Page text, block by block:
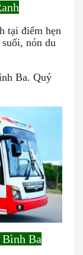
tại điểm hẹn
nón du
Ba. Quý
Ba